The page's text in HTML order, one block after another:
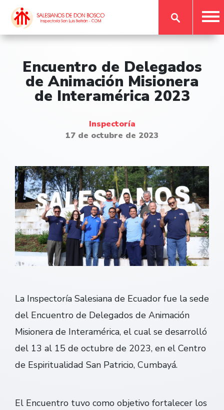
Encuentro de Delegados
de Animación Misionera
de Interamérica 2023
Inspectoría
17 de octubre de 2023
La Inspectoría Salesiana de Ecuador fue la sede
del Encuentro de Delegados de Animación
Misionera de Interamérica, el cual se desarrolló
del 13 al 15 de octubre de 2023, en el Centro
de Espiritualidad San Patricio, Cumbayá.
El Encuentro tuvo como objetivo fortalecer los